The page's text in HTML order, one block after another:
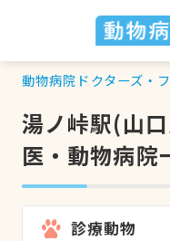
動物病院ドクターズ・
湯ノ峠駅(山
医・動物病院
診療動物